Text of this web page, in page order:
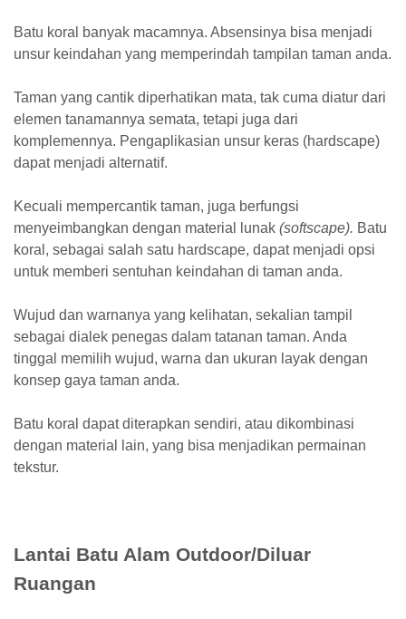
Batu koral banyak macamnya. Absensinya bisa menjadi
unsur keindahan yang memperindah tampilan taman anda.
Taman yang cantik diperhatikan mata, tak cuma diatur dari
elemen tanamannya semata, tetapi juga dari
komplemennya. Pengaplikasian unsur keras (hardscape)
dapat menjadi alternatif.
Kecuali mempercantik taman, juga berfungsi
menyeimbangkan dengan material lunak (softscape). Batu
koral, sebagai salah satu hardscape, dapat menjadi opsi
untuk memberi sentuhan keindahan di taman anda.
Wujud dan warnanya yang kelihatan, sekalian tampil
sebagai dialek penegas dalam tatanan taman. Anda
tinggal memilih wujud, warna dan ukuran layak dengan
konsep gaya taman anda.
Batu koral dapat diterapkan sendiri, atau dikombinasi
dengan material lain, yang bisa menjadikan permainan
tekstur.
Lantai Batu Alam Outdoor/Diluar
Ruangan